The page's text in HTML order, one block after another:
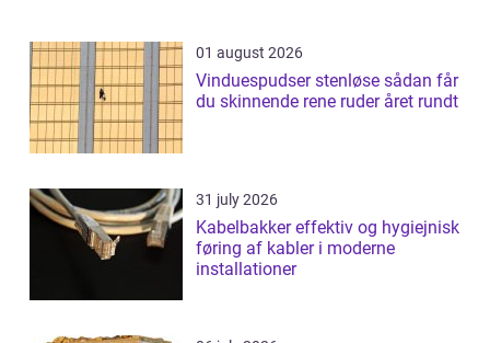
01 august 2026
Vinduespudser stenløse sådan får
du skinnende rene ruder året rundt
31 july 2026
Kabelbakker effektiv og hygiejnisk
føring af kabler i moderne
installationer